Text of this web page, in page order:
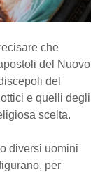
che
del Nuovo
del
e quelli degli
scelta.
diversi uomini
per